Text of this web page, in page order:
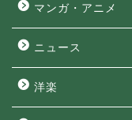
マンガ・アニメ
ニュース
洋楽